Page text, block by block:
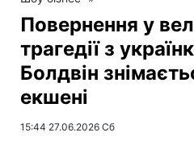
Повернення у
трагедії з
Болдвін
екшені
15:44 27.06.2026 Сб